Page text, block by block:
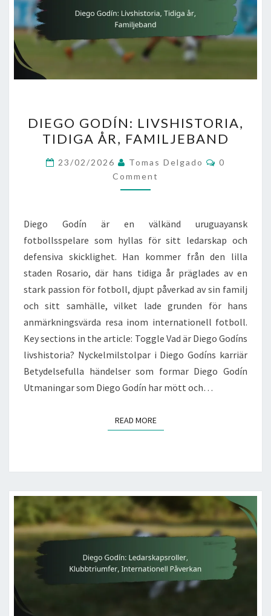
GODÍN:
LIVSHISTORIA,
TIDIGA
ÅR,
FAMILJEBAND
DIEGO GODÍN: LIVSHISTORIA,
TIDIGA ÅR, FAMILJEBAND
23/02/2026 Tomas Delgado Comments
0
Comment
Diego Godín är en välkänd uruguayansk
fotbollsspelare som hyllas för sitt ledarskap och
defensiva skicklighet. Han kommer från den lilla
staden Rosario, där hans tidiga år präglades av en
stark passion för fotboll, djupt påverkad av sin familj
och sitt samhälle, vilket lade grunden för hans
anmärkningsvärda resa inom internationell fotboll.
Key sections in the article: Toggle Vad är Diego Godíns
livshistoria? Nyckelmilstolpar i Diego Godíns karriär
Betydelsefulla händelser som formar Diego Godín
Utmaningar som Diego Godín har mött och…
READ MOREREAD MORE